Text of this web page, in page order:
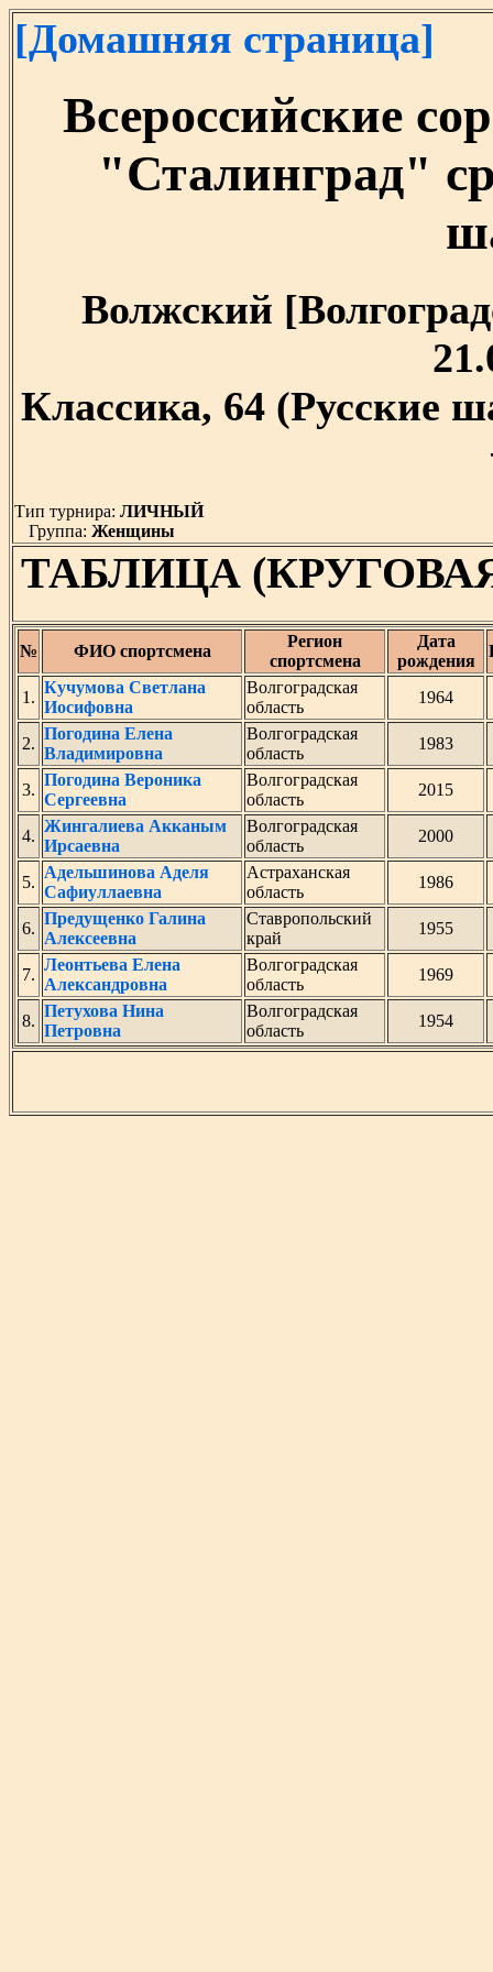
[Домашняя страница]
Всероссийские
"Сталинград"
Волжский
Классика, 64 (Русские
Тип турнира: ЛИЧНЫЙ
Группа: Женщины
ТАБЛИЦА
№ ФИО спортсмена
Регион
спортсмена
Дата
рождения
1.
Кучумова Светлана
Иосифовна
Волгоградская
область
1964
2.
Погодина Елена
Владимировна
Волгоградская
область
1983
3.
Погодина Вероника
Сергеевна
Волгоградская
область
2015
4.
Жингалиева Акканым
Ирсаевна
Волгоградская
область
2000
5.
Адельшинова Аделя
Сафиуллаевна
Астраханская
область
1986
6.
Предущенко Галина
Алексеевна
Ставропольский
край
1955
7.
Леонтьева Елена
Александровна
Волгоградская
область
1969
8.
Петухова Нина
Петровна
Волгоградская
область
1954